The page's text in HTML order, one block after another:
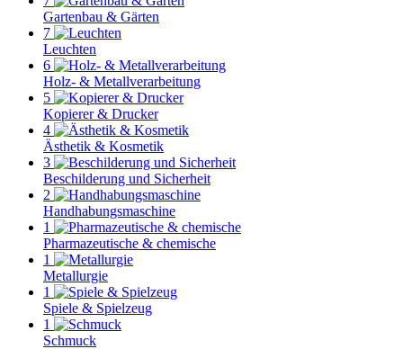
Gartenbau & Gärten
7
Leuchten
6
Holz- & Metallverarbeitung
5
Kopierer & Drucker
4
Ästhetik & Kosmetik
3
Beschilderung und Sicherheit
2
Handhabungsmaschine
1
Pharmazeutische & chemische
1
Metallurgie
1
Spiele & Spielzeug
1
Schmuck